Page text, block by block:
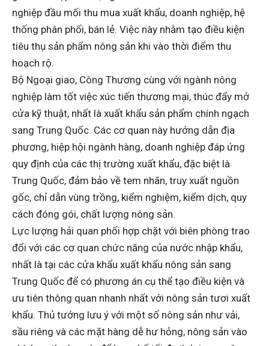
nghiệp đầu mối thu mua xuất khẩu, doanh nghiệp, hệ
thống phân phối, bán lẻ. Việc này nhằm tạo điều kiện
tiêu thụ sản phẩm nông sản khi vào thời điểm thu
hoạch rộ.
Bộ Ngoại giao, Công Thương cùng với ngành nông
nghiệp làm tốt việc xúc tiến thương mại, thúc đẩy mở
cửa kỹ thuật, nhất là xuất khẩu sản phẩm chính ngạch
sang Trung Quốc. Các cơ quan này hướng dẫn địa
phương, hiệp hội ngành hàng, doanh nghiệp đáp ứng
quy định của các thị trường xuất khẩu, đặc biệt là
Trung Quốc, đảm bảo về tem nhãn, truy xuất nguồn
gốc, chỉ dẫn vùng trồng, kiểm nghiệm, kiểm dịch, quy
cách đóng gói, chất lượng nông sản.
Lực lượng hải quan phối hợp chặt với biên phòng trao
đổi với các cơ quan chức năng của nước nhập khẩu,
nhất là tại các cửa khẩu xuất khẩu nông sản sang
Trung Quốc để có phương án cụ thể tạo điều kiện và
ưu tiên thông quan nhanh nhất với nông sản tươi xuất
khẩu. Thủ tướng lưu ý với một số nông sản như vải,
sầu riêng và các mặt hàng dễ hư hỏng, nông sản vào